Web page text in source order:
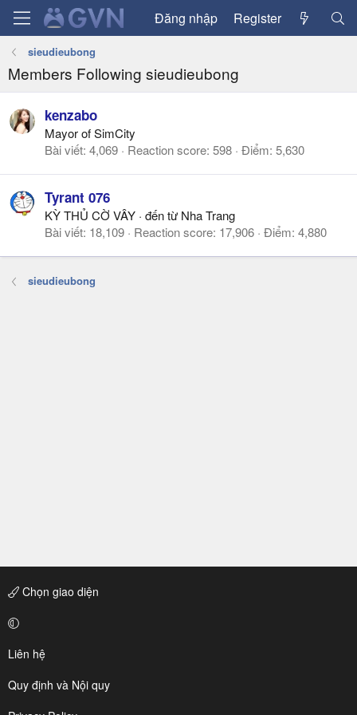
Đăng nhập Register
sieudieubong
Members Following sieudieubong
kenzabo
Mayor of SimCity
Bài viết 4,069 Reaction score 598 Điểm 5,630
Tyrant 076
KỲ THỦ CỜ VÂY · đến từ Nha Trang
Bài viết 18,109 Reaction score 17,906 Điểm 4,880
sieudieubong
Chọn giao diện
Liên hệ
Quy định và Nội quy